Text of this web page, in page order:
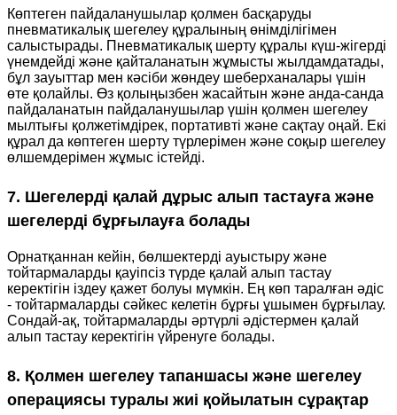
Көптеген пайдаланушылар қолмен басқаруды
пневматикалық шегелеу құралының өнімділігімен
салыстырады. Пневматикалық шерту құралы күш-жігерді
үнемдейді және қайталанатын жұмысты жылдамдатады,
бұл зауыттар мен кәсіби жөндеу шеберханалары үшін
өте қолайлы. Өз қолыңызбен жасайтын және анда-санда
пайдаланатын пайдаланушылар үшін қолмен шегелеу
мылтығы қолжетімдірек, портативті және сақтау оңай. Екі
құрал да көптеген шерту түрлерімен және соқыр шегелеу
өлшемдерімен жұмыс істейді.
7. Шегелерді қалай дұрыс алып тастауға және
шегелерді бұрғылауға болады
Орнатқаннан кейін, бөлшектерді ауыстыру және
тойтармаларды қауіпсіз түрде қалай алып тастау
керектігін іздеу қажет болуы мүмкін. Ең көп таралған әдіс
- тойтармаларды сәйкес келетін бұрғы ұшымен бұрғылау.
Сондай-ақ, тойтармаларды әртүрлі әдістермен қалай
алып тастау керектігін үйренуге болады.
8. Қолмен шегелеу тапаншасы және шегелеу
операциясы туралы жиі қойылатын сұрақтар